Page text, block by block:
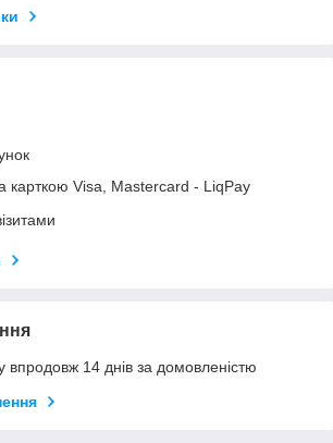
карткою Visa, Mastercard - LiqPay
впродовж 14 днів за домовленістю